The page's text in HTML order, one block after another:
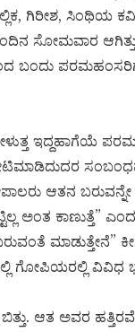
ಗಿರೀಶ, ಸಿಂಥಿಯ
ಹಿಂದಿನ ಸೋಮವಾರ
ಬಂದು
ಇದ್ದಹಾಗೆಯೆ
ಆತನ ಬರುವನ್ನೇ
ಅಂತ ಕಾಣುತ್ತೆ”
ಮಾಡುತ್ತೇನೆ”
ಗೋಪಿಯರಲ್ಲಿ ವಿವಿಧ
ಆತ ಅವರ ಹತ್ತಿರವೆ